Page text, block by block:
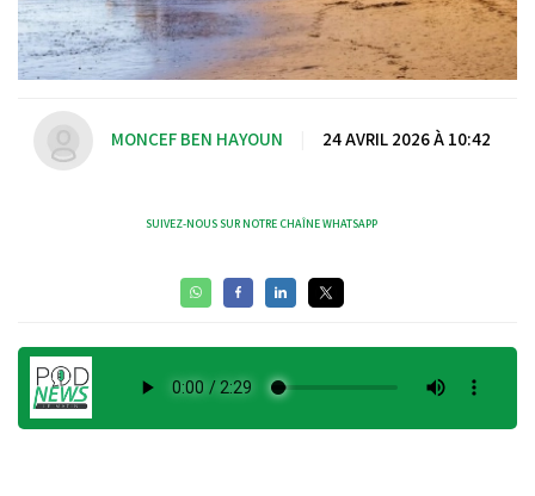
MONCEF BEN HAYOUN 24 AVRIL 2026 À 10:42
SUIVEZ-NOUS SUR NOTRE CHAÎNE WHATSAPP